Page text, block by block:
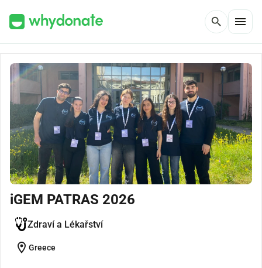
search menu
iGEM PATRAS 2026
Zdraví a Lékařství
location_on Greece